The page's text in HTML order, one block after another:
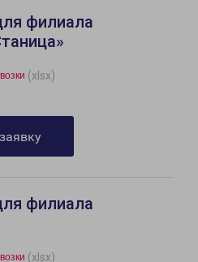
филиала
(xlsx)
филиала
(xlsx)